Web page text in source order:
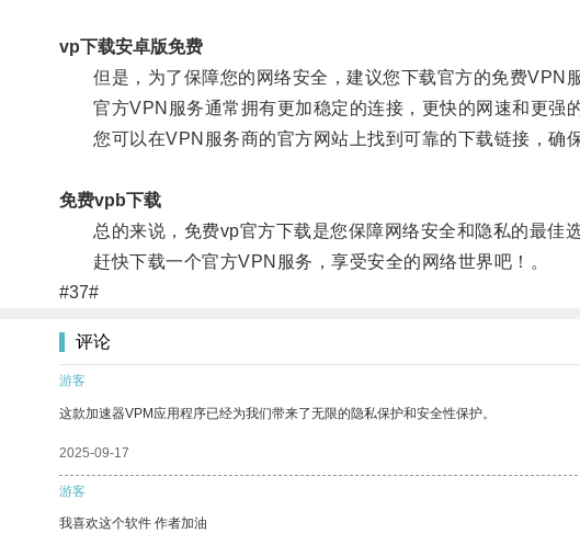
vp下载安卓版免费
但是，为了保障您的网络安全，建议您下载官方的免费VPN服
官方VPN服务通常拥有更加稳定的连接，更快的网速和更强的
您可以在VPN服务商的官方网站上找到可靠的下载链接，确保
免费vpb下载
总的来说，免费vp官方下载是您保障网络安全和隐私的最佳选
赶快下载一个官方VPN服务，享受安全的网络世界吧！。
#37#
评论
游客
这款加速器VPM应用程序已经为我们带来了无限的隐私保护和安全性保护。
2025-09-17
游客
我喜欢这个软件 作者加油